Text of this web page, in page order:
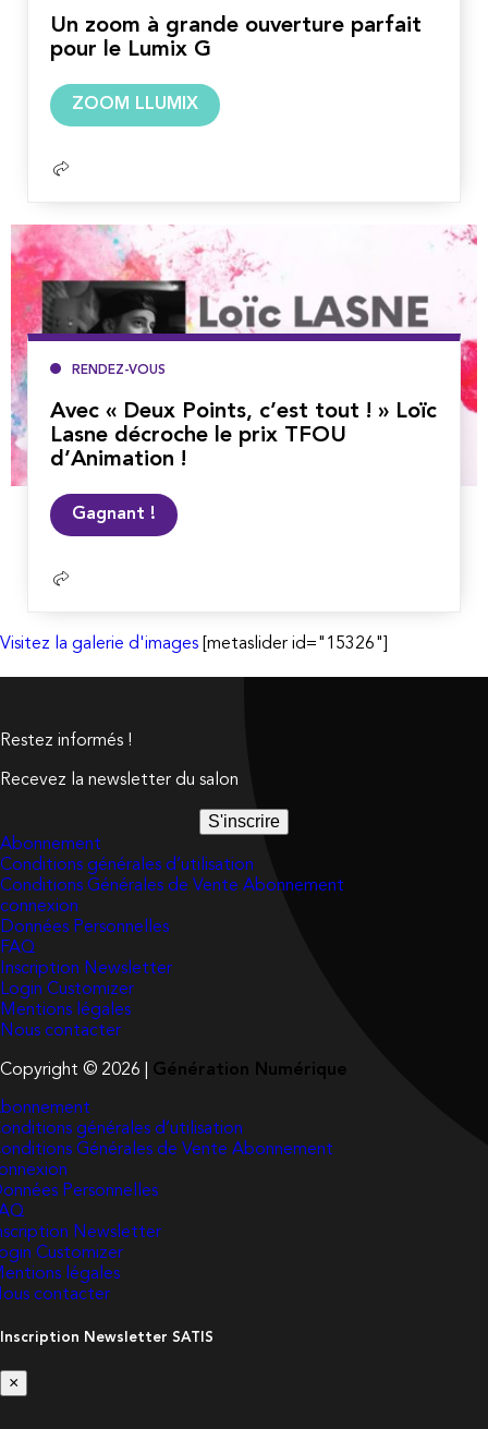
Un zoom à grande ouverture parfait
pour le Lumix G
ZOOM LLUMIX
RENDEZ-VOUS
Avec « Deux Points, c’est tout ! » Loïc
Lasne décroche le prix TFOU
d’Animation !
Gagnant !
Visitez la galerie d'images [metaslider id="15326"]
Restez informés !
Recevez la newsletter du salon
S'inscrire
Abonnement
Conditions générales d’utilisation
Conditions Générales de Vente Abonnement
connexion
Données Personnelles
FAQ
Inscription Newsletter
Login Customizer
Mentions légales
Nous contacter
Copyright © 2026 | Génération Numérique
générales d’utilisation
Générales de Vente Abonnement
Personnelles
Newsletter
Customizer
légales
contacter
Inscription Newsletter SATIS
×